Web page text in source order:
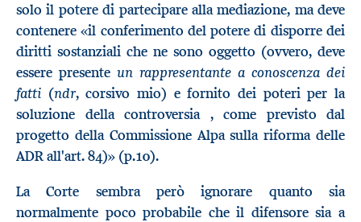
solo il potere di partecipare alla mediazione, ma deve
contenere «il conferimento del potere di disporre dei
diritti sostanziali che ne sono oggetto (ovvero, deve
essere presente un rappresentante a conoscenza dei
fatti (ndr, corsivo mio) e fornito dei poteri per la
soluzione della controversia , come previsto dal
progetto della Commissione Alpa sulla riforma delle
ADR all'art. 84)» (p.10).
La Corte sembra però ignorare quanto sia
normalmente poco probabile che il difensore sia a